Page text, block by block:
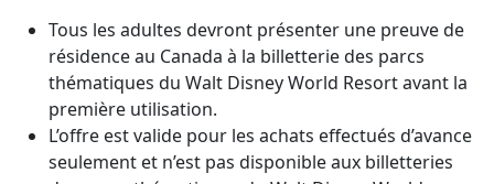
Tous les adultes devront présenter une preuve de
résidence au Canada à la billetterie des parcs
thématiques du Walt Disney World Resort avant la
première utilisation.
L’offre est valide pour les achats effectués d’avance
seulement et n’est pas disponible aux billetteries